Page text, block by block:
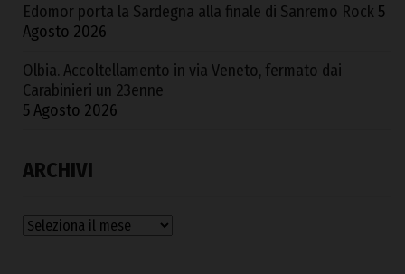
Edomor porta la Sardegna alla finale di Sanremo Rock 5
Agosto 2026
Olbia. Accoltellamento in via Veneto, fermato dai
Carabinieri un 23enne
5 Agosto 2026
ARCHIVI
Archivi